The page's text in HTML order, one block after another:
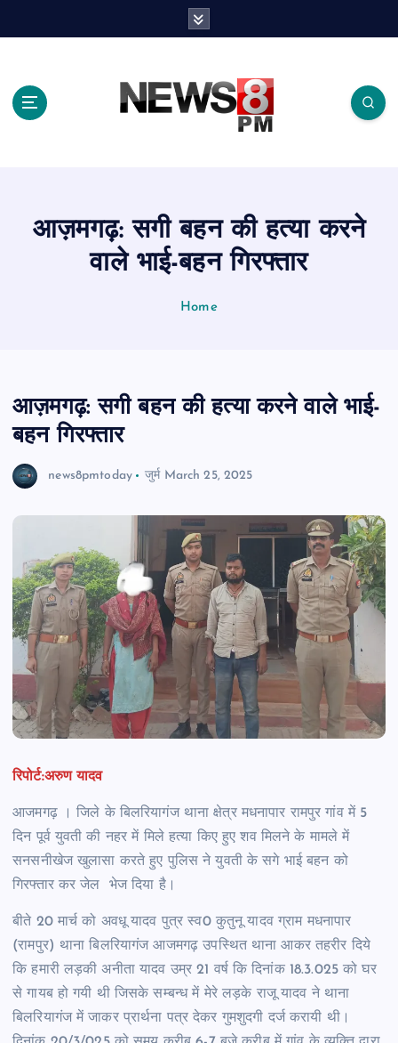
आज़मगढ़: सगी बहन की हत्या करने
वाले भाई-बहन गिरफ्तार
Home
आज़मगढ़: सगी बहन की हत्या करने वाले भाई-
बहन गिरफ्तार
news8pmtoday जुर्म March 25, 2025
रिपोर्ट:अरुण यादव
आजमगढ़ । जिले के बिलरियागंज थाना क्षेत्र मधनापार रामपुर गांव में 5
दिन पूर्व युवती की नहर में मिले हत्या किए हुए शव मिलने के मामले में
सनसनीखेज खुलासा करते हुए पुलिस ने युवती के सगे भाई बहन को
गिरफ्तार कर जेल भेज दिया है।
बीते 20 मार्च को अवधू यादव पुत्र स्व0 कुतुनू यादव ग्राम मधनापार
(रामपुर) थाना बिलरियागंज आजमगढ़ उपस्थित थाना आकर तहरीर दिये
कि हमारी लड़की अनीता यादव उम्र 21 वर्ष कि दिनांक 18.3.025 को घर
से गायब हो गयी थी जिसके सम्बन्ध में मेरे लड़के राजू यादव ने थाना
बिलरियागंज में जाकर प्रार्थना पत्र देकर गुमशुदगी दर्ज करायी थी।